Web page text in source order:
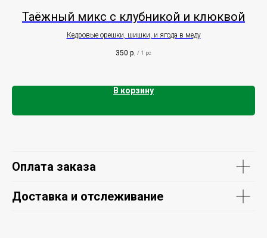
Таёжный микс с клубникой и клюквой
Кедровые орешки, шишки, и ягода в меду
350 р. / 1 pc
В корзину
Оплата заказа
Доставка и отслеживание